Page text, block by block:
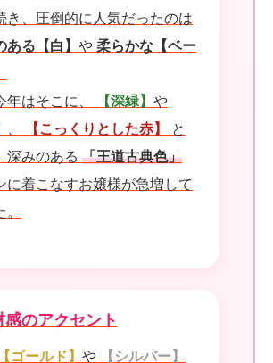
き、圧倒的に人気だったのは
ある【白】 や 柔らかな【ベー
年はそこに、
【深緑】 や
、 【こっくりとした赤】
と
深みのある 「王道古典色」
に着こなすお嬢様が急増して
感のアクセント
【ゴールド】 や 【シルバー】